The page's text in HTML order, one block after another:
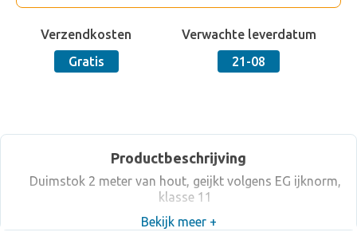
Verzendkosten
Gratis
Verwachte leverdatum
21-08
Productbeschrijving
Duimstok 2 meter van hout, geijkt volgens EG ijknorm,
klasse 11
Bekijk meer +